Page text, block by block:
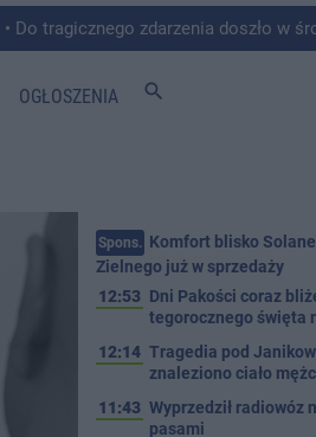
• Do tragicznego zdarzenia doszło w środę rano w okolicach Giebni koło Janikowa.
OGŁOSZENIA search
Spons. Komfort blisko
Zielnego już w sprzedaży
12:53 Dni Pakości coraz
tegorocznego święta
12:14 Tragedia pod
znaleziono ciało
11:43 Wyprzedził radiowóz
pasami